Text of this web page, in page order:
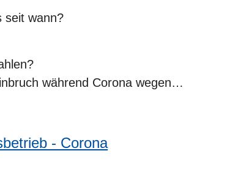
seit wann?
während Corona wegen…
- Corona